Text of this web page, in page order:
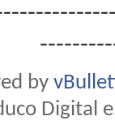
by
Digital